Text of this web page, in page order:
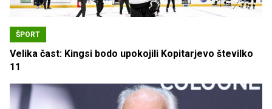
ŠPORT
Velika čast: Kingsi bodo upokojili Kopitarjevo številko
11